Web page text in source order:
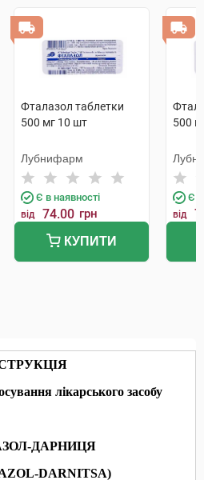
Фталазол таблетки
500 мг 10 шт
Лубнифарм
Є в наявності
від 74.00 грн
КУПИТИ
500
Є в
від